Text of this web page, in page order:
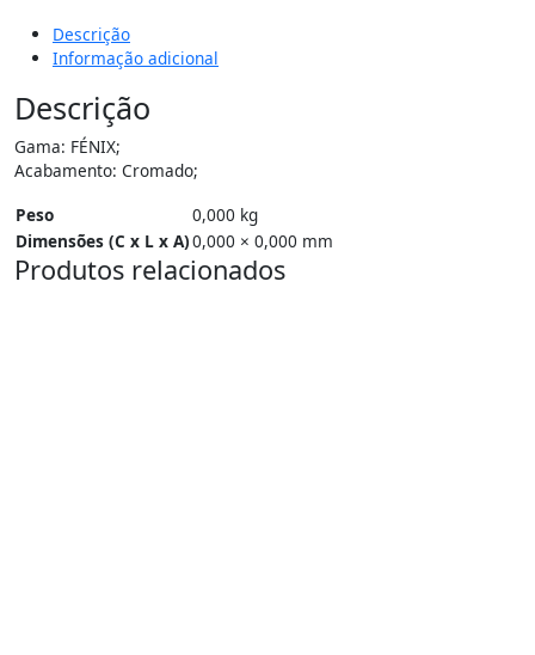
Descrição
Informação adicional
Descrição
Gama: FÉNIX;
Acabamento: Cromado;
Peso
0,000 kg
Dimensões (C x L x A)0,000 × 0,000 mm
Produtos relacionados